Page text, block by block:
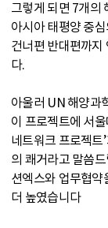
그렇게 되면 7개의
아시아 태평양 중
건너편 반대편까지
다.
아울러 UN 해양과
이 프로젝트에 서
네트워크 프로젝트
의 쾌거라고 말씀
션엑스와 업무협약
더 높였습니다